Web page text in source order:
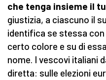
che tenga insieme il
giustizia, a ciascuno il
identifica se stessa con
certo colore e su di
nome. I vescovi italiani
diretta: sulle elezioni